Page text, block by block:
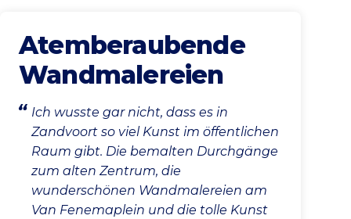
Atemberaubende
Wandmalereien
Ich wusste gar nicht, dass es in
Zandvoort so viel Kunst im öffentlichen
Raum gibt. Die bemalten Durchgänge
zum alten Zentrum, die
wunderschönen Wandmalereien am
Van Fenemaplein und die tolle Kunst